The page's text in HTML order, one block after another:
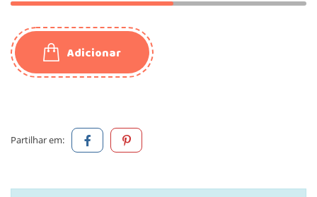
Adicionar
Partilhar em: